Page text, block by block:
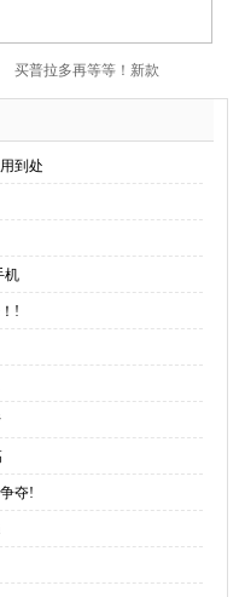
买普拉多再等等！新款
到处
机
!
夺!